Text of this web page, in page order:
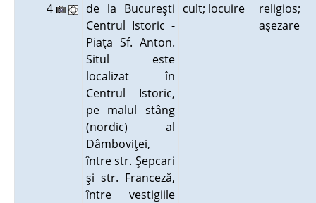
4
de la Bucureşti
Centrul Istoric -
Piaţa Sf. Anton.
Situl este
localizat în
Centrul Istoric,
pe malul stâng
(nordic) al
Dâmboviţei,
între str. Şepcari
şi str. Franceză,
între vestigiile
cult; locuire
religios;
aşezare